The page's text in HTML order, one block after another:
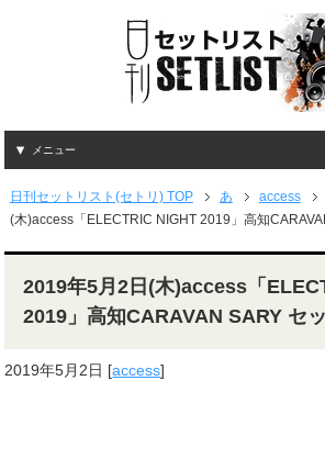
メニュー
日刊セットリスト(セトリ) TOP あ access
(木)access「ELECTRIC NIGHT 2019」高知
2019年5月2日(木)access「
2019」高知CARAVAN SARY セ
2019年5月2日 [access]